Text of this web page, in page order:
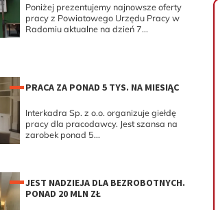
Poniżej prezentujemy najnowsze oferty
pracy z Powiatowego Urzędu Pracy w
Radomiu aktualne na dzień 7...
PRACA ZA PONAD 5 TYS. NA MIESIĄC
Interkadra Sp. z o.o. organizuje giełdę
pracy dla pracodawcy. Jest szansa na
zarobek ponad 5...
JEST NADZIEJA DLA BEZROBOTNYCH.
PONAD 20 MLN ZŁ